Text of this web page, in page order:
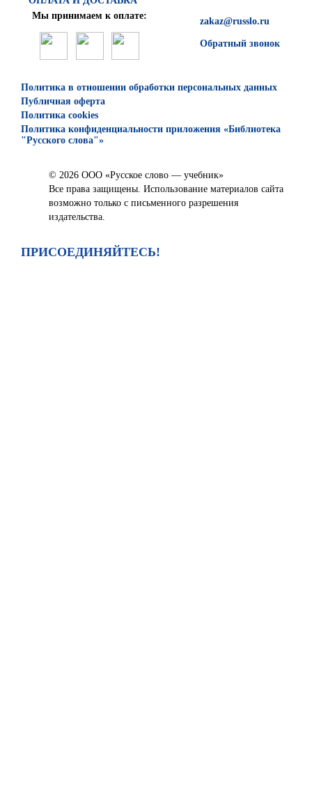
zakaz@russlo.ru
Обратный звонок
Мы принимаем к оплате:
Политика в отношении обработки персональных данных
Публичная оферта
Политика cookies
Политика конфиденциальности приложения «Библиотека
"Русского слова"»
© 2026 ООО «Русское слово — учебник»
Все права защищены. Использование материалов сайта
возможно только с письменного разрешения
издательства.
ПРИСОЕДИНЯЙТЕСЬ!